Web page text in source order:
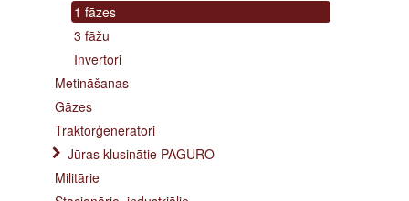
1 fāzes
3 fāžu
Invertori
Metināšanas
Gāzes
Traktorģeneratori
Jūras klusinātie PAGURO
Militārie